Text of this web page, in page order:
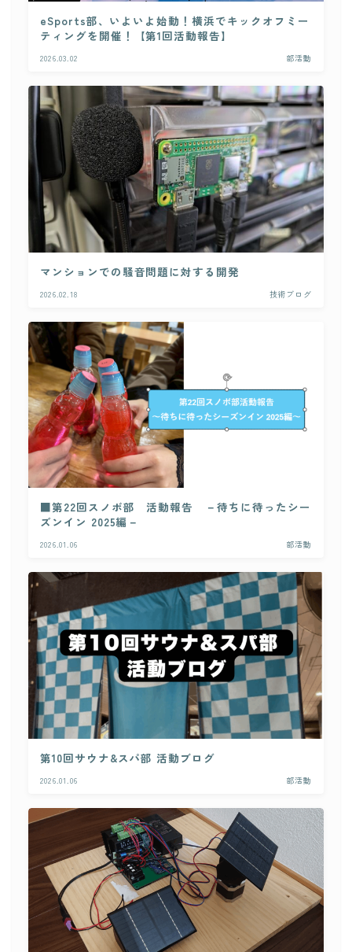
eSports部、いよいよ始動！横浜でキックオフミー
ティングを開催！【第1回活動報告】
2026.03.02 部活動
マンションでの騒音問題に対する開発
2026.02.18 技術ブログ
■第22回スノボ部 活動報告 －待ちに待ったシー
ズンイン 2025編－
2026.01.06 部活動
第10回サウナ&スパ部 活動ブログ
2026.01.06 部活動